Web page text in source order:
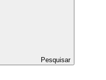
Pesquisar